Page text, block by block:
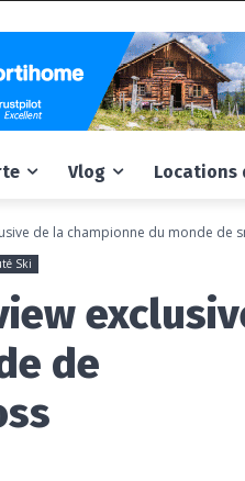
Vlog Locations
de la championne du monde de
Ski
de